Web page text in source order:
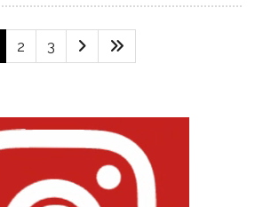
2 3